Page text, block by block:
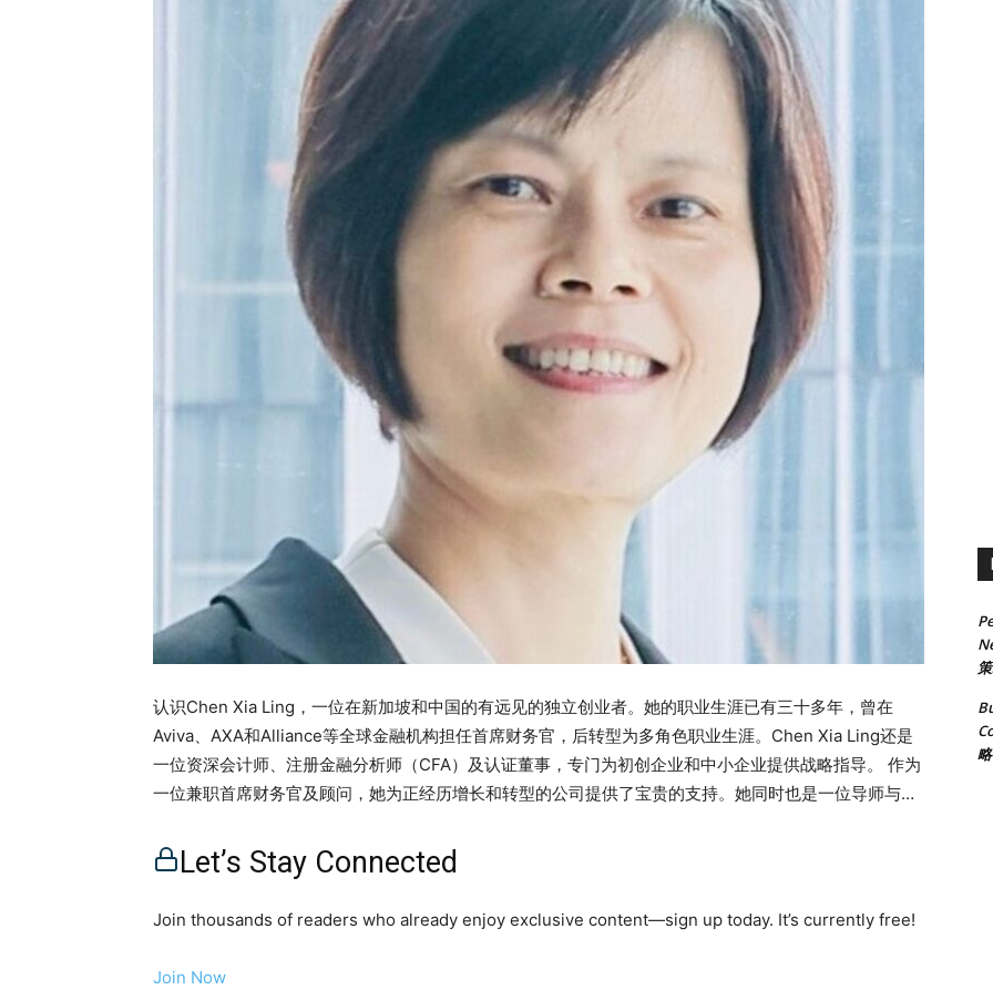
认识Chen Xia Ling，一位在新加坡和中国的有远见的独立创业者。她的职业生涯已有三十多年，曾在
Aviva、AXA和Alliance等全球金融机构担任首席财务官，后转型为多角色职业生涯。Chen Xia Ling还是
一位资深会计师、注册金融分析师（CFA）及认证董事，专门为初创企业和中小企业提供战略指导。 作为
一位兼职首席财务官及顾问，她为正经历增长和转型的公司提供了宝贵的支持。她同时也是一位导师与教
务行业。 在这次访谈中，Chen Xia Ling分享了她对在新加坡经营企业的挑战与机遇的独到见解。 亮点与
Chen Xia Ling的问答：一位有远见的独立创业者激励改变：传递给下一代的宝贵经验 与Chen Xia Ling的
问答：一位有远见的独立创业者 问：是什么激励您创业的？您是如何发现市场需求的？ 答： 在职场三十
全球金融机构、中国企业、私募基金支持的初创公司和本地中小企业共事。我的战略能力、丰富的经验和
Let’s Stay Connected
Join thousands of readers who already enjoy exclusive content—sign up today. It’s currently free!
Join Now